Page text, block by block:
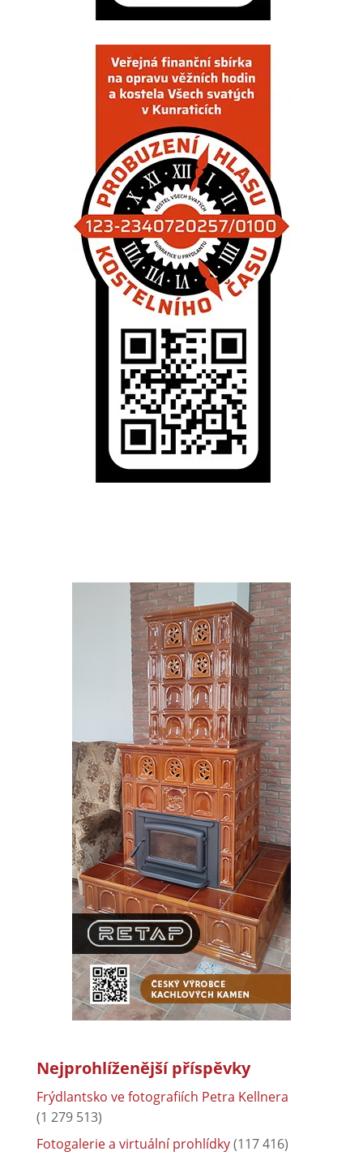
Nejprohlíženější příspěvky
Frýdlantsko ve fotografiích Petra Kellnera
(1 279 513)
Fotogalerie a virtuální prohlídky(117 416)